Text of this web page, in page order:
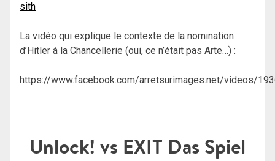
sith
La vidéo qui explique le contexte de la nomination
d’Hitler à la Chancellerie (oui, ce n’était pas Arte…) :
https://www.facebook.com/arretsurimages.net/videos/
Unlock! vs EXIT Das Spiel